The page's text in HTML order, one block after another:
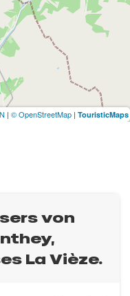
von
La Vièze.
| © OpenStreetMap | TouristicMaps